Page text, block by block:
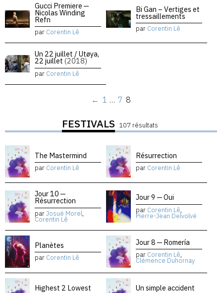
Gucci Premiere —
Nicolas Winding
Refn
par Corentin Lê
Bi Gan – Vertiges et
tressaillements
par Corentin Lê
Un 22 juillet / Utøya,
22 juillet (2018)
par Corentin Lê
← 1 … 7 8
FESTIVALS 107 résultats
The Mastermind
par Corentin Lê
Résurrection
par Corentin Lê
Jour 10 —
Résurrection
parJosué Morel,
Corentin Lê
Jour 9 — Oui
par Corentin Lê,
Pierre-Jean Delvolvé
Planètes
par Corentin Lê
Jour 8 — Romería
par Corentin Lê,
Clémence Duhornay
Highest 2 Lowest Un simple accident